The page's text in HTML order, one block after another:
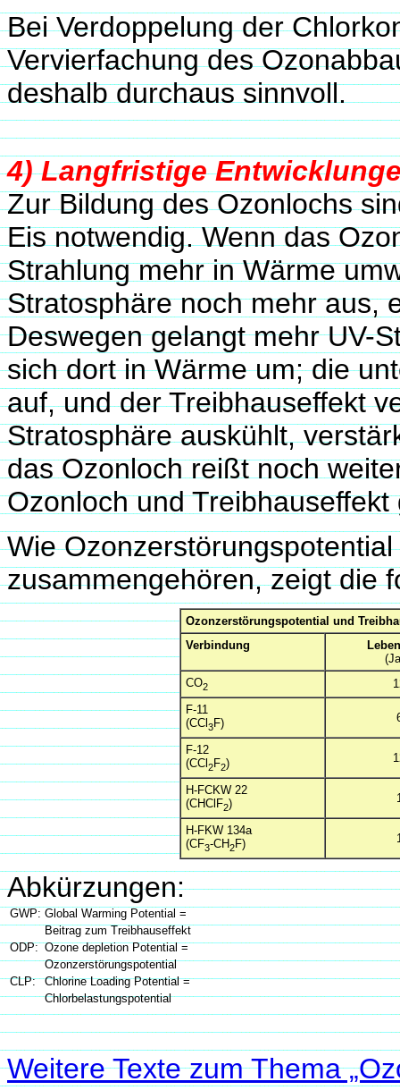
Bei Verdoppelung der
Vervierfachung des
deshalb durchaus sinnvoll.
4) Langfristige
Zur Bildung des Ozonlochs
Eis notwendig. Wenn das
Strahlung mehr in Wärme
Stratosphäre noch mehr aus,
Deswegen gelangt mehr UV-
sich dort in Wärme um; die
auf, und der Treibhauseffekt
Stratosphäre auskühlt,
das Ozonloch reißt noch
Ozonloch und
Wie
zusammengehören, zeigt die
Ozonzerstörungspotential und
Verbindung
CO2
F-11
(CCl 3F)
F-12
(CCl 2F2)
H-FCKW 22
(CHClF2)
H-FKW 134a
(CF3-CH2F)
Abkürzungen:
GWP: Global Warming Potential =
Beitrag zum Treibhauseffekt
ODP: Ozone depletion Potential =
Ozonzerstörungspotential
CLP:
Chlorine Loading Potential =
Chlorbelastungspotential
Weitere Texte zum Thema